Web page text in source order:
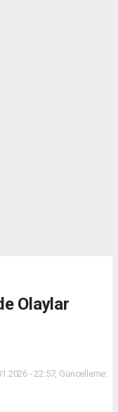
Olaylar
- 22:57, Güncelleme: